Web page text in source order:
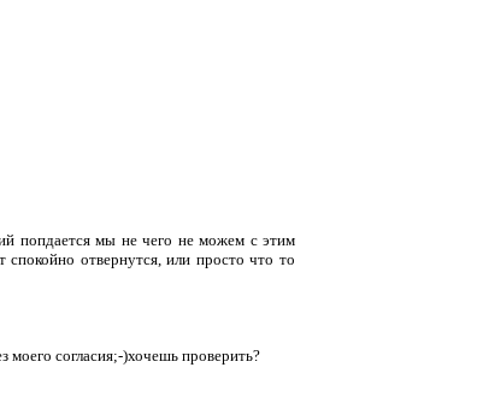
попдается мы не чего не можем с этим
отвернутся, или просто что то
моего согласия;-)хочешь проверить?